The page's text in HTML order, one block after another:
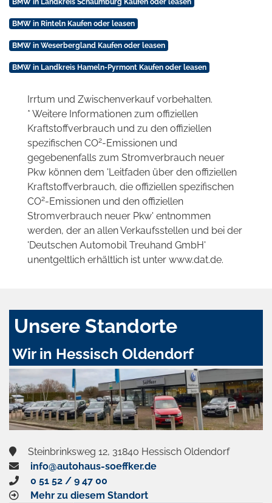
BMW in Landkreis Schaumburg Kaufen oder leasen
BMW in Rinteln Kaufen oder leasen
BMW in Weserbergland Kaufen oder leasen
BMW in Landkreis Hameln-Pyrmont Kaufen oder leasen
Irrtum und Zwischenverkauf vorbehalten.
* Weitere Informationen zum offiziellen
Kraftstoffverbrauch und zu den offiziellen
spezifischen CO2-Emissionen und
gegebenenfalls zum Stromverbrauch neuer
Pkw können dem 'Leitfaden über den offiziellen
Kraftstoffverbrauch, die offiziellen spezifischen
CO2-Emissionen und den offiziellen
Stromverbrauch neuer Pkw' entnommen
werden, der an allen Verkaufsstellen und bei der
'Deutschen Automobil Treuhand GmbH'
unentgeltlich erhältlich ist unter www.dat.de.
Unsere Standorte
Wir in Hessisch Oldendorf
Steinbrinksweg 12, 31840 Hessisch Oldendorf
info@autohaus-soeffker.de
0 51 52 / 9 47 00
Mehr zu diesem Standort